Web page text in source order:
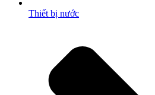
Thiết bị nước